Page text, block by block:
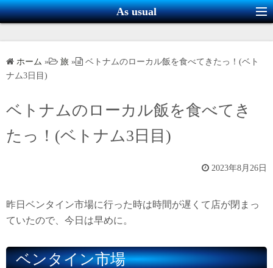
コ
ン
ッ
As usual
ホーム » 旅 »
ベトナムのローカル飯を食べてきたっ！(ベト
ナム3日目)
ベトナムのローカル飯を食べてき
たっ！(ベトナム3日目)
2023年8月26日
昨日ベンタイン市場に行った時は時間が遅くて店が閉まっ
ていたので、今日は早めに。
ベンタイン市場